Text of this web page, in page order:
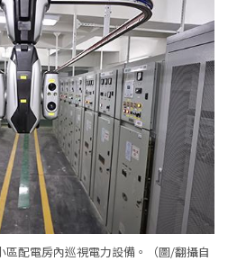
配電房內巡視電力設備。（圖/翻攝自